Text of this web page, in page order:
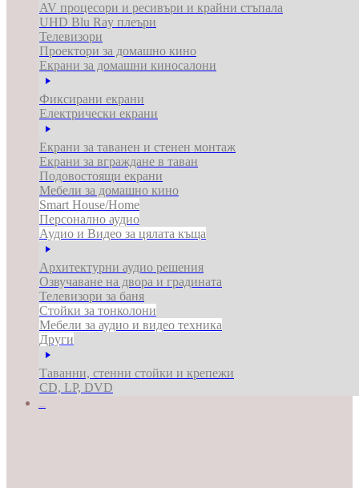
AV процесори и ресивъри и крайни стъпала
UHD Blu Ray плеъри
Телевизори
Проектори за домашно кино
Екрани за домашни киносалони
Фиксирани екрани
Електрически екрани
Екрани за таванен и стенен монтаж
Екрани за вграждане в таван
Подовостоящи екрани
Мебели за домашно кино
Smart House/Home
Персонално аудио
Аудио и Видео за цялата къща
Архитектурни аудио решения
Озвучаване на двора и градината
Телевизори за баня
Стойки за тонколони
Мебели за аудио и видео техника
Други
Таванни, стенни стойки и крепежи
CD, LP, DVD